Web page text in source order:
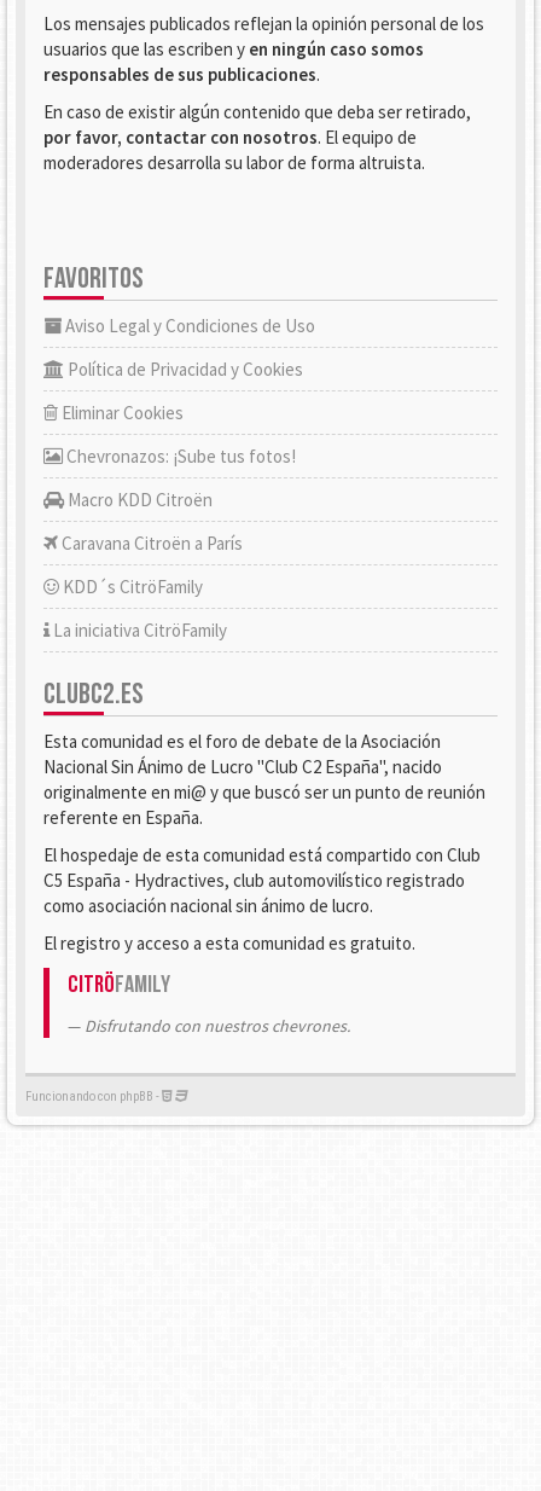
Los mensajes publicados reflejan la opinión personal de los
usuarios que las escriben y en ningún caso somos
responsables de sus publicaciones.
En caso de existir algún contenido que deba ser retirado,
por favor, contactar con nosotros. El equipo de
moderadores desarrolla su labor de forma altruista.
FAVORITOS
Aviso Legal y Condiciones de Uso
Política de Privacidad y Cookies
Eliminar Cookies
Chevronazos: ¡Sube tus fotos!
Macro KDD Citroën
Caravana Citroën a París
KDD´s CitröFamily
La iniciativa CitröFamily
CLUBC2.ES
Esta comunidad es el foro de debate de la Asociación
Nacional Sin Ánimo de Lucro "Club C2 España", nacido
originalmente en mi@ y que buscó ser un punto de reunión
referente en España.
El hospedaje de esta comunidad está compartido con Club
C5 España - Hydractives, club automovilístico registrado
como asociación nacional sin ánimo de lucro.
El registro y acceso a esta comunidad es gratuito.
CitröFamily
Disfrutando con nuestros chevrones.
Funcionando con phpBB -